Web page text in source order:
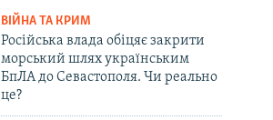
ВІЙНА ТА КРИМ
Російська влада обіцяє закрити
морський шлях українським
БпЛА до Севастополя. Чи реально
це?